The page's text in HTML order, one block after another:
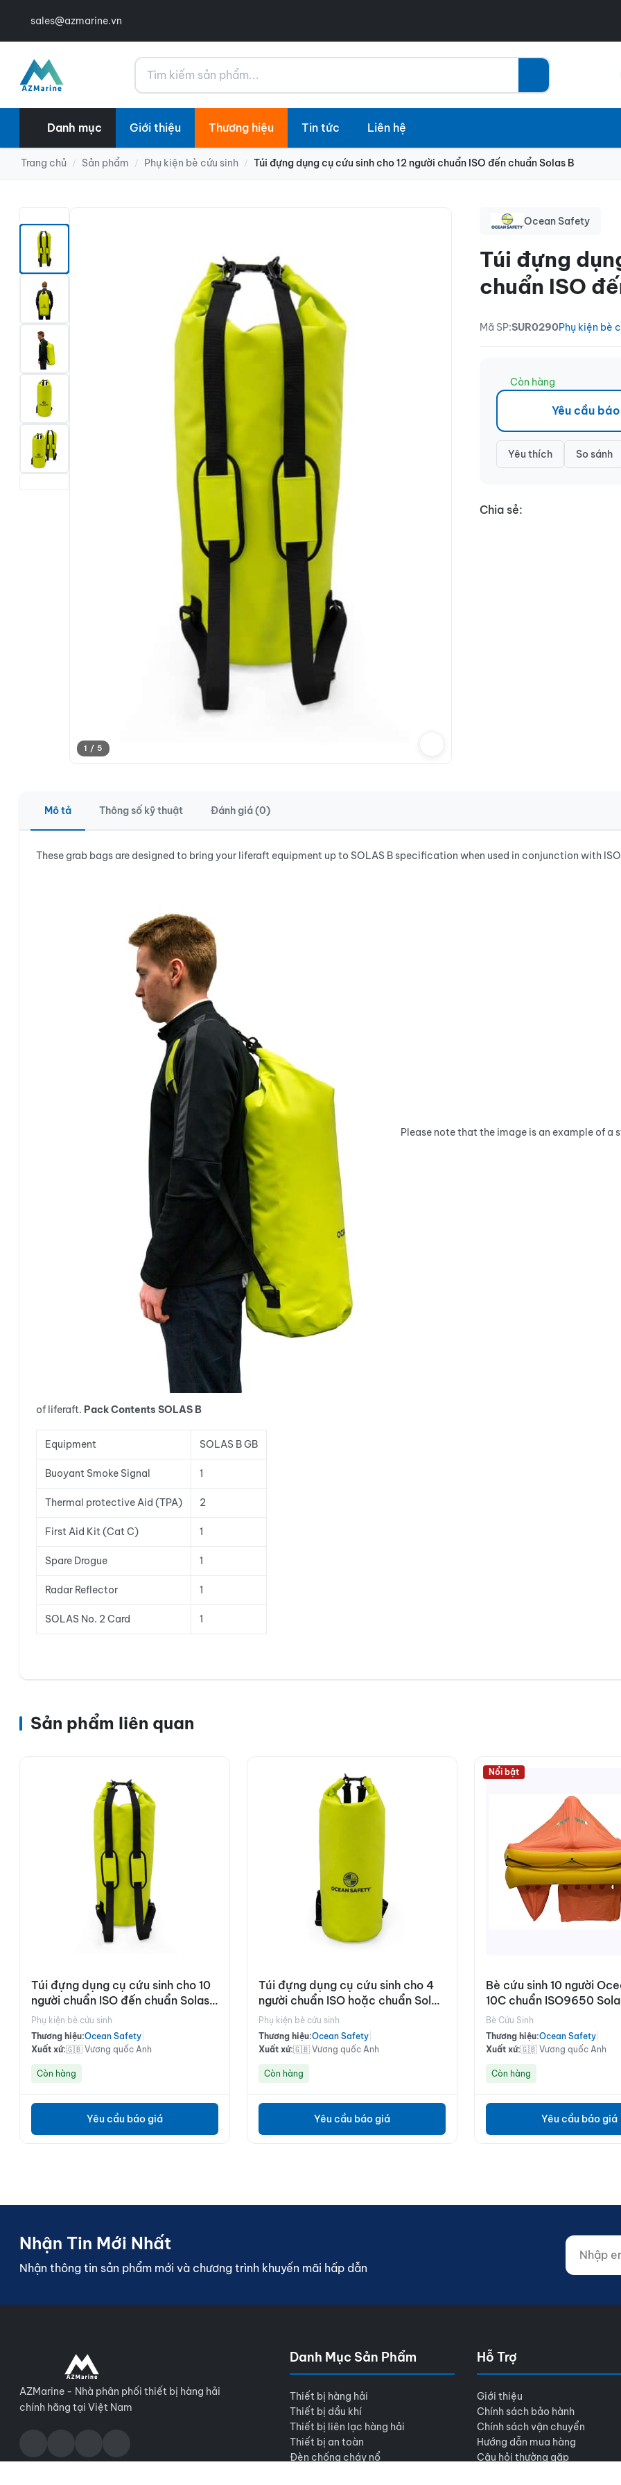
sales@azmarine.vn
Tìm kiếm
Danh mục Giới thiệu Thương hiệu Tin tức Liên hệ
Trang chủ / Sản phẩm / Phụ kiện bè cứu sinh / Túi đựng dụng cụ cứu sinh cho 12 người chuẩn ISO đến chuẩn Solas B
1 / 5
Ocean Safety
Túi đựng
chuẩn ISO
Mã SP:SUR0290Phụ kiện bè
Còn hàng
Yêu cầu
Yêu thích So sánh
Chia sẻ:
Mô tả Thông số kỹ thuật Đánh giá (0)
These grab bags are designed to bring your liferaft equipment up to SOLAS B specification when used in conjunction with
Please note that the image is an example of
of liferaft. Pack Contents SOLAS B
Equipment SOLAS B GB
Buoyant Smoke Signal 1
Thermal protective Aid (TPA) 2
First Aid Kit (Cat C) 1
Spare Drogue 1
Radar Reflector 1
SOLAS No. 2 Card 1
Sản phẩm liên quan
Túi đựng dụng cụ cứu sinh cho 10
người chuẩn ISO đến chuẩn Solas
B
Phụ kiện bè cứu sinh
Thương hiệu:Ocean Safety
Xuất xứ:🇬🇧 Vương quốc Anh
Còn hàng
Yêu cầu báo giá
Túi đựng dụng cụ cứu sinh cho 4
người chuẩn ISO hoặc chuẩn Solas
B
Phụ kiện bè cứu sinh
Thương hiệu:Ocean Safety
Xuất xứ:🇬🇧 Vương quốc Anh
Còn hàng
Yêu cầu báo giá
Nổi bật
Bè cứu sinh 10 người
10C chuẩn ISO9650
Bè Cứu Sinh
Thương hiệu:Ocean Safety
Xuất xứ:🇬🇧 Vương quốc Anh
Còn hàng
Yêu cầu báo giá
Nhận Tin Mới Nhất
Nhận thông tin sản phẩm mới và chương trình khuyến mãi hấp dẫn
Nhập
Website
AZMarine - Nhà phân phối thiết bị hàng hải
chính hãng tại Việt Nam
Danh Mục Sản Phẩm
Thiết bị hàng hải
Thiết bị dầu khí
Thiết bị liên lạc hàng hải
Thiết bị an toàn
Đèn chống cháy nổ
Hỗ Trợ
Giới thiệu
Chính sách bảo hành
Chính sách vận chuyển
Hướng dẫn mua hàng
Câu hỏi thường gặp